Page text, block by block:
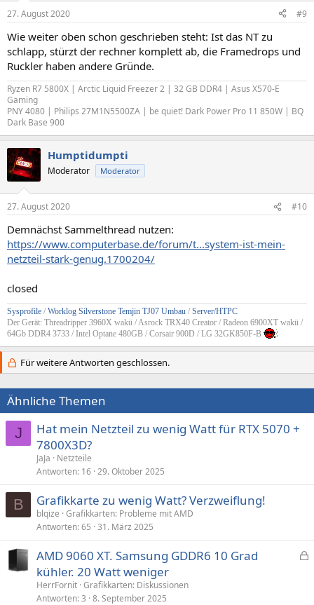
27. August 2020 #9
Wie weiter oben schon geschrieben steht: Ist das NT zu
schlapp, stürzt der rechner komplett ab, die Framedrops und
Ruckler haben andere Gründe.
Ryzen R7 5800X | Arctic Liquid Freezer 2 | 32 GB DDR4 | Asus X570-E
Gaming
PNY 4080 | Philips 27M1N5500ZA | be quiet! Dark Power Pro 11 850W | BQ
Dark Base 900
Humptidumpti
Moderator Moderator
27. August 2020 #10
Demnächst Sammelthread nutzen:
https://www.computerbase.de/forum/t...system-ist-mein-
netzteil-stark-genug.1700204/
closed
Sysprofile / Worklog Silverstone Temjin TJ07 Umbau / Server/HTPC
Der Gerät: Threadripper 3960X wakü / Asrock TRX40 Creator / Radeon 6900XT wakü /
64Gb DDR4 3733 / Intel Optane 480GB / Corsair 900D / LG 32GK850F-B
Für weitere Antworten geschlossen.
Ähnliche Themen
J
Hat mein Netzteil zu wenig Watt für RTX 5070 +
7800X3D?
JaJa
Netzteile
Antworten 16 29. Oktober 2025
B Grafikkarte zu wenig Watt? Verzweiflung!
blqize Grafikkarten: Probleme mit AMD
Antworten 65 31. März 2025
AMD 9060 XT. Samsung GDDR6 10 Grad
kühler. 20 Watt weniger
HerrFornit Grafikkarten: Diskussionen
Antworten 3 8. September 2025